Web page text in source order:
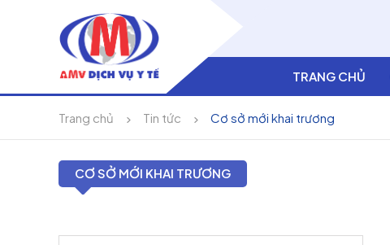
TRANG CHỦ
Trang chủ Tin tức Cơ sở mới khai trương
CƠ SỞ MỚI KHAI TRƯƠNG